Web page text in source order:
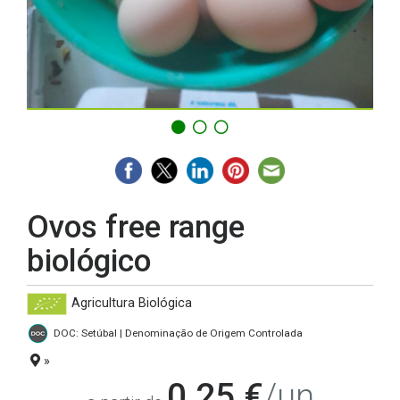
Ovos free range
biológico
Agricultura Biológica
DOC: Setúbal | Denominação de Origem Controlada
»